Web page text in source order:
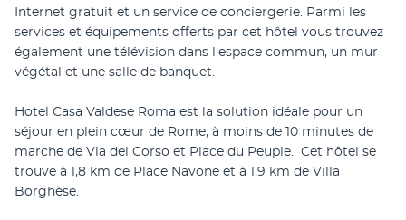
Internet gratuit et un service de conciergerie. Parmi les
services et équipements offerts par cet hôtel vous trouvez
également une télévision dans l'espace commun, un mur
végétal et une salle de banquet.
Hotel Casa Valdese Roma est la solution idéale pour un
séjour en plein cœur de Rome, à moins de 10 minutes de
marche de Via del Corso et Place du Peuple.  Cet hôtel se
trouve à 1,8 km de Place Navone et à 1,9 km de Villa
Borghèse.